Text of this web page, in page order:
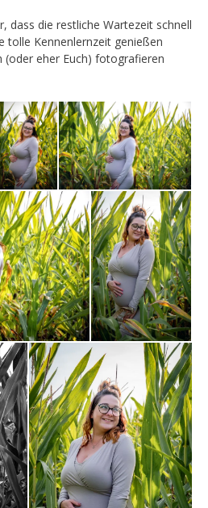
dass die restliche Wartezeit schnell
tolle Kennenlernzeit genießen
(oder eher Euch) fotografieren